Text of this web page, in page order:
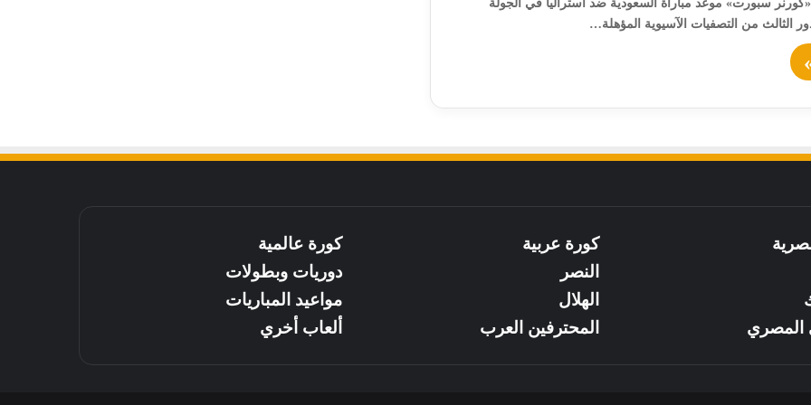
سبورت» موعد مباراة السعودية ضد أستراليا في الجولة
الثالث من التصفيات الآسيوية المؤهلة…
المصري
كورة عربية
النصر
الهلال
المحترفين العرب
كورة عالمية
دوريات وبطولات
مواعيد المباريات
ألعاب أخري